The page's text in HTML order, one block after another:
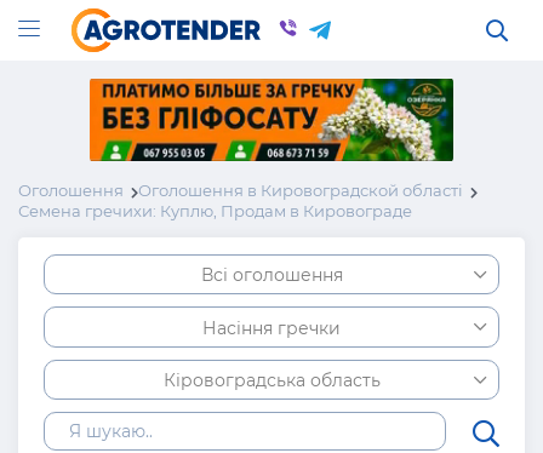
Оголошення
Оголошення в Кировоградской області
Семена гречихи: Куплю, Продам в Кировограде
Всі оголошення
Насіння гречки
Кіровоградська область